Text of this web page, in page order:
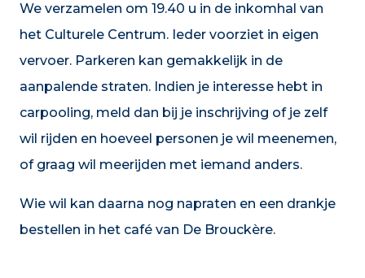
We verzamelen om 19.40 u in de inkomhal van
het Culturele Centrum. Ieder voorziet in eigen
vervoer. Parkeren kan gemakkelijk in de
aanpalende straten. Indien je interesse hebt in
carpooling, meld dan bij je inschrijving of je zelf
wil rijden en hoeveel personen je wil meenemen,
of graag wil meerijden met iemand anders.
Wie wil kan daarna nog napraten en een drankje
bestellen in het café van De Brouckère.